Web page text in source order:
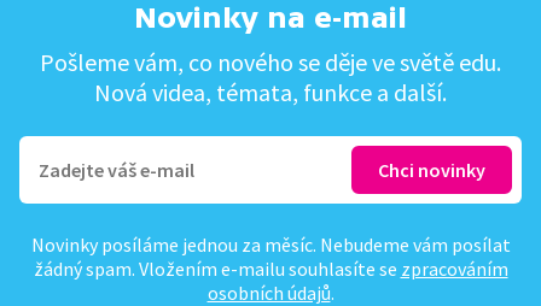
Novinky na e-mail
Pošleme vám, co nového se děje ve světě edu.
Nová videa, témata, funkce a další.
Novinky posíláme jednou za měsíc. Nebudeme vám posílat
žádný spam. Vložením e-mailu souhlasíte se zpracováním
osobních údajů.